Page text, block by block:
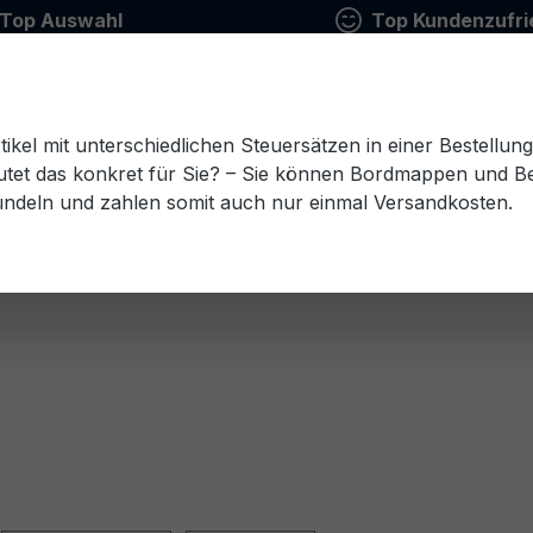
Top Auswahl Top
Estnisch Finnisch Französisch Griechisch
mit unterschiedlichen Steuersätzen in einer
das konkret für Sie? – Sie können Bordmappen und
und zahlen somit auch nur einmal Versandkosten.